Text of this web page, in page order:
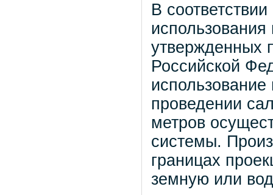
В
использования
утвержденных
Российской
использование
проведении
метров
системы.
границах
земную или